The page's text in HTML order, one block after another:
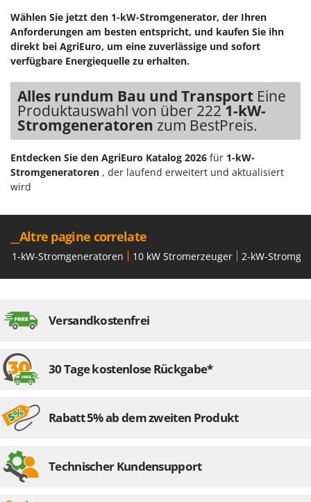
Wählen Sie jetzt den 1-kW-Stromgenerator, der Ihren
Anforderungen am besten entspricht, und kaufen Sie ihn
direkt bei AgriEuro, um eine zuverlässige und sofort
verfügbare Energiequelle zu erhalten.
Alles rundum Bau und Transport Eine
Produktauswahl von über 2221-kW-
Stromgeneratoren zum BestPreis.
Entdecken Sie den AgriEuro Katalog 2026 für 1-kW-
Stromgeneratoren , der laufend erweitert und aktualisiert
wird
__Altre pagine correlate
1-kW-Stromgeneratoren 10 kW Stromerzeuger 2-kW-
Versandkostenfrei
30 Tage kostenlose Rückgabe*
Rabatt 5% ab dem zweiten Produkt
Technischer Kundensupport